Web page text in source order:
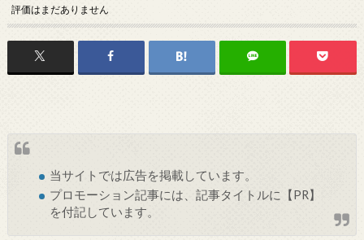
評価はまだありません
当サイトでは広告を掲載しています。
プロモーション記事には、記事タイトルに【PR】
を付記しています。